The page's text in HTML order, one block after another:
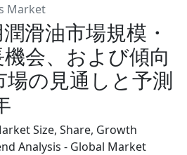
Market
滑油市場規模・
会、および傾向
の見通しと予測
Size, Share, Growth
Analysis - Global Market